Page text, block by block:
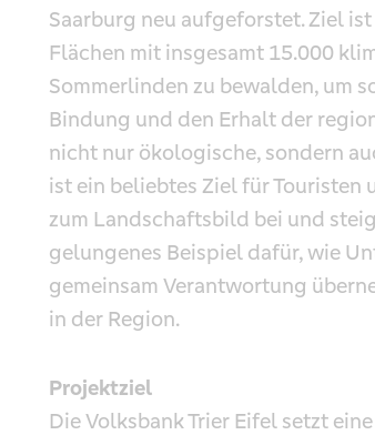
Saarburg neu aufgeforstet. Ziel
Flächen mit insgesamt 15.000
Sommerlinden zu bewalden, um
Bindung und den Erhalt der
nicht nur ökologische, sondern
ist ein beliebtes Ziel für
zum Landschaftsbild bei und
gelungenes Beispiel dafür, wie
gemeinsam Verantwortung
in der Region.
Projektziel
Die Volksbank Trier Eifel setzt